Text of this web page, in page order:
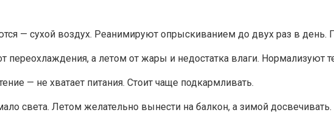
— сухой воздух. Реанимируют опрыскиванием до двух раз в день.
а летом от жары и недостатка влаги. Нормализуют
— не хватает питания. Стоит чаще подкармливать.
света. Летом желательно вынести на балкон, а зимой досвечивать.